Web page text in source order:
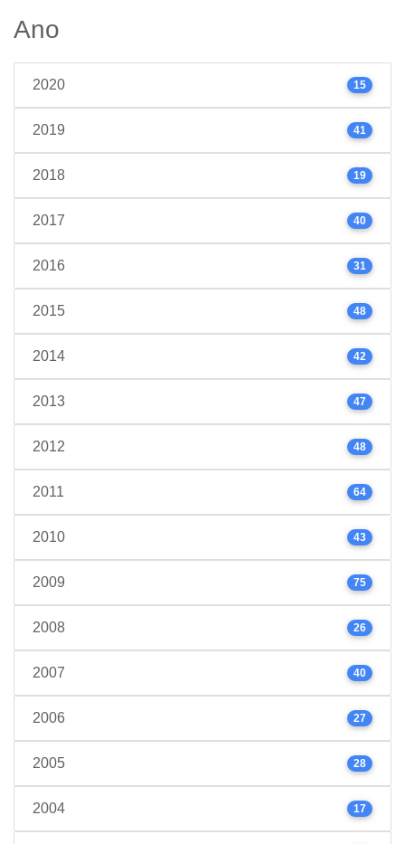
Ano
2020 15
2019 41
2018 19
2017 40
2016 31
2015 48
2014 42
2013 47
2012 48
2011 64
2010 43
2009 75
2008 26
2007 40
2006 27
2005 28
2004 17